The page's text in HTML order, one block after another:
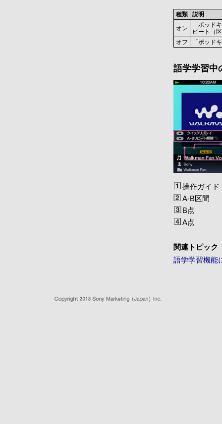
種類 説明
オン
「ポッド
ピート（
オフ
「ポッド
語学学習中
操作ガイド
A-B区間
B点
A点
関連トピック
語学学習機能